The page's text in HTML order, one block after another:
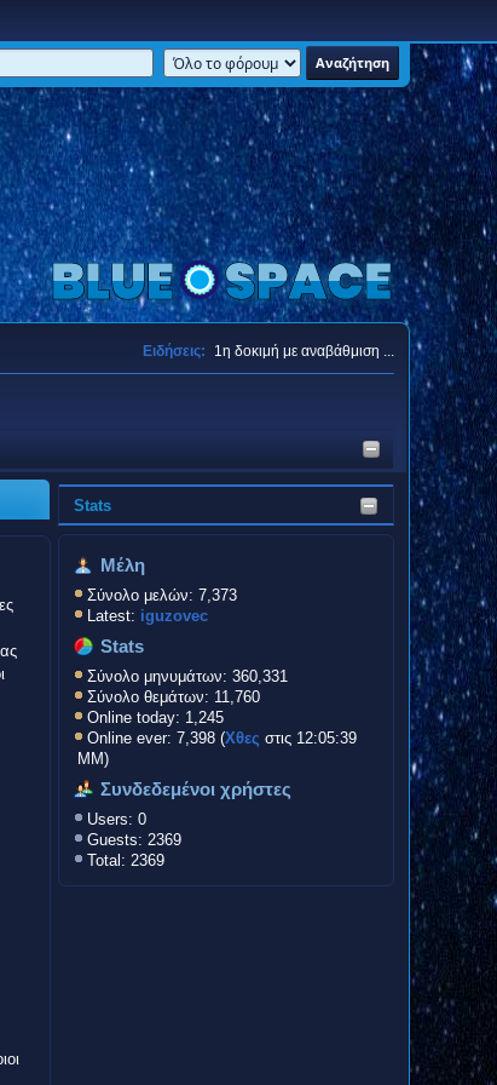
Ειδήσεις: 1η δοκιμή με αναβάθμιση ...
Stats
Μέλη
Σύνολο μελών: 7,373
Latest: iguzovec
Stats
Σύνολο μηνυμάτων: 360,331
Σύνολο θεμάτων: 11,760
Online today: 1,245
Online ever: 7,398 (Χθες στις 12:05:39
ΜΜ)
Συνδεδεμένοι χρήστες
Users: 0
Guests: 2369
Total: 2369